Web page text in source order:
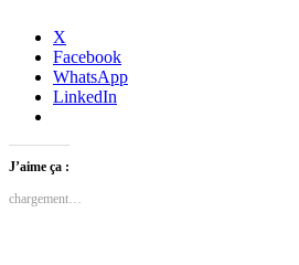
X
Facebook
WhatsApp
LinkedIn
J’aime ça :
chargement…